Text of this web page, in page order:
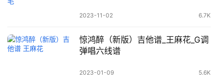
2023-11-02 6.7K
惊鸿醉（新版）吉他谱_王麻花_G调
弹唱六线谱
2023-01-09 5.6K